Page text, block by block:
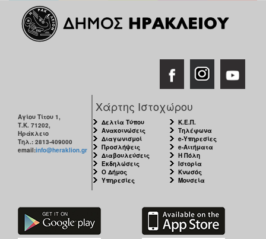
Αγίου Τίτου 1,
Τ.Κ. 71202,
Ηράκλειο
Τηλ.: 2813-409000
email:info@heraklion.gr
Χάρτης Ιστοχώρου
Δελτία Τύπου
Ανακοινώσεις
Διαγωνισμοί
Προσλήψεις
Διαβουλεύσεις
Εκδηλώσεις
Ο Δήμος
Υπηρεσίες
Κ.Ε.Π.
Τηλέφωνα
e-Υπηρεσίες
e-Αιτήματα
Η Πόλη
Ιστορία
Κνωσός
Μουσεία